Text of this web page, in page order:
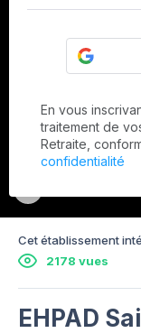
Cet établissement
2178 vues
EHPAD
En vous
traitement de
Retraite,
confidentialité